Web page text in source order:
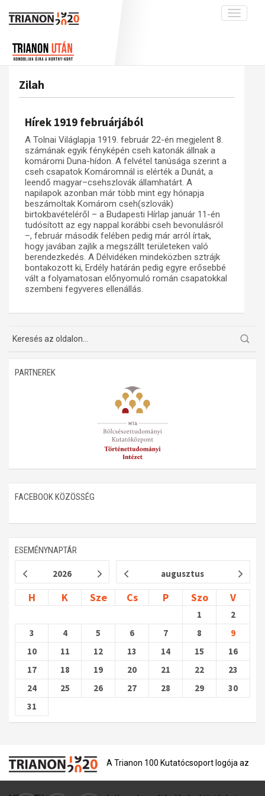
Toggle
A békerendszer megszilárdulása
Utókor és emlékezet
Galéria
Adatbázis
Emlékművek (feltöltés alatt)
Menekültek
Visszhang
Publikációk
Kapcsolat
Trianon-kommentár
Dokumentumok
A trianoni szerződés
Műhelymunkák
Zilah
Hírek 1919 februárjából
A Tolnai Világlapja 1919. február 22-én megjelent 8.
számának egyik fényképén cseh katonák állnak a
komáromi Duna-hídon. A felvétel tanúsága szerint a
cseh csapatok Komáromnál is elérték a Dunát, a
leendő magyar–csehszlovák államhatárt. A
napilapok azonban már több mint egy hónapja
beszámoltak Komárom cseh(szlovák)
birtokbavételéről – a Budapesti Hírlap január 11-én
tudósított az egy nappal korábbi cseh bevonulásról
–, február második felében pedig már arról írtak,
hogy javában zajlik a megszállt területeken való
berendezkedés. A Délvidéken mindeközben sztrájk
bontakozott ki, Erdély határán pedig egyre erősebbé
vált a folyamatosan előnyomuló román csapatokkal
szembeni fegyveres ellenállás.
PARTNEREK
FACEBOOK KÖZÖSSÉG
ESEMÉNYNAPTÁR
2026 augusztus
H K Sze Cs P Szo V
1
2
3
4 5 6 7 8
9
10
11 12 13 14 15
16
17
18 19 20 21 22
23
24
25 26 27 28 29
30
31
A Trianon 100 Kutatócsoport logója az